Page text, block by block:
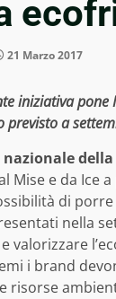
21 Marzo 2017
iniziativa
previsto a
nazionale
Mise e da Ice
di
nella
valorizzare
i brand
risorse